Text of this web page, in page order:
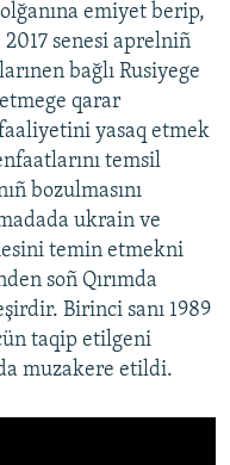
emiyet berip,
senesi aprelniñ
bağlı Rusiyege
qarar
yasaq etmek
temsil
bozulmasını
ukrain ve
temin etmekni
soñ Qırımda
Birinci sanı 1989
taqip etilgeni
muzakere etildi.